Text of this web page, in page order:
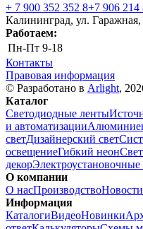
+ 7 900 352 352 8+7 906 214
Калининград, ул.
Работаем:
Пн-Пт 9-18
Контакты
Правовая информация
© Разработано в Arlight,
Каталог
Светодиодные ленты
и автоматизации
светДизайнерский свет
освещениеГибкий неон
декорЭлектроустановочные
О компании
О насПроизводствоНовости
Информация
КаталогиВидеоНовинки